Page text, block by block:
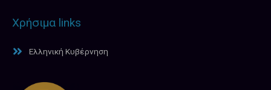
Χρήσιμα links
Ελληνική Κυβέρνηση